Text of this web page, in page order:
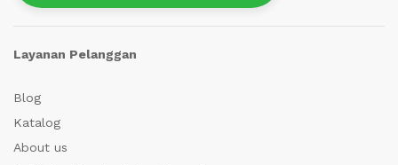
Layanan Pelanggan
Blog
Katalog
About us